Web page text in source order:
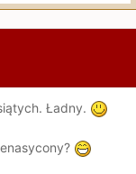
Ładny.